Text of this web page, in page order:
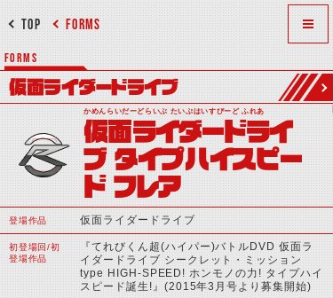
FORMS
TOP
FORMS
仮面ライダードライブ
かめんらいだーどらいぶ たいぷはいすぴーど ふれあ
仮面ライダードライ
ブ タイプハイスピー
ド フレア
登場作品 仮面ライダードライブ
初登場回/初
登場作品
『てれびくん超(ハイパー)バトルDVD 仮面ラ
イダードライブ シークレット・ミッション
type HIGH-SPEED! ホンモノの力! タイプハイ
スピード誕生!』(2015年3月号より募集開始)